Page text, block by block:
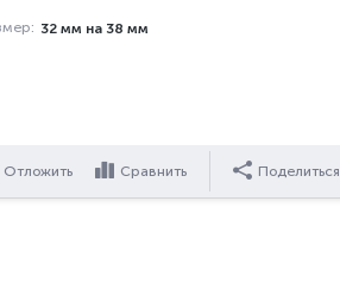
32 мм на 38 мм
Отложить Сравнить Поделиться